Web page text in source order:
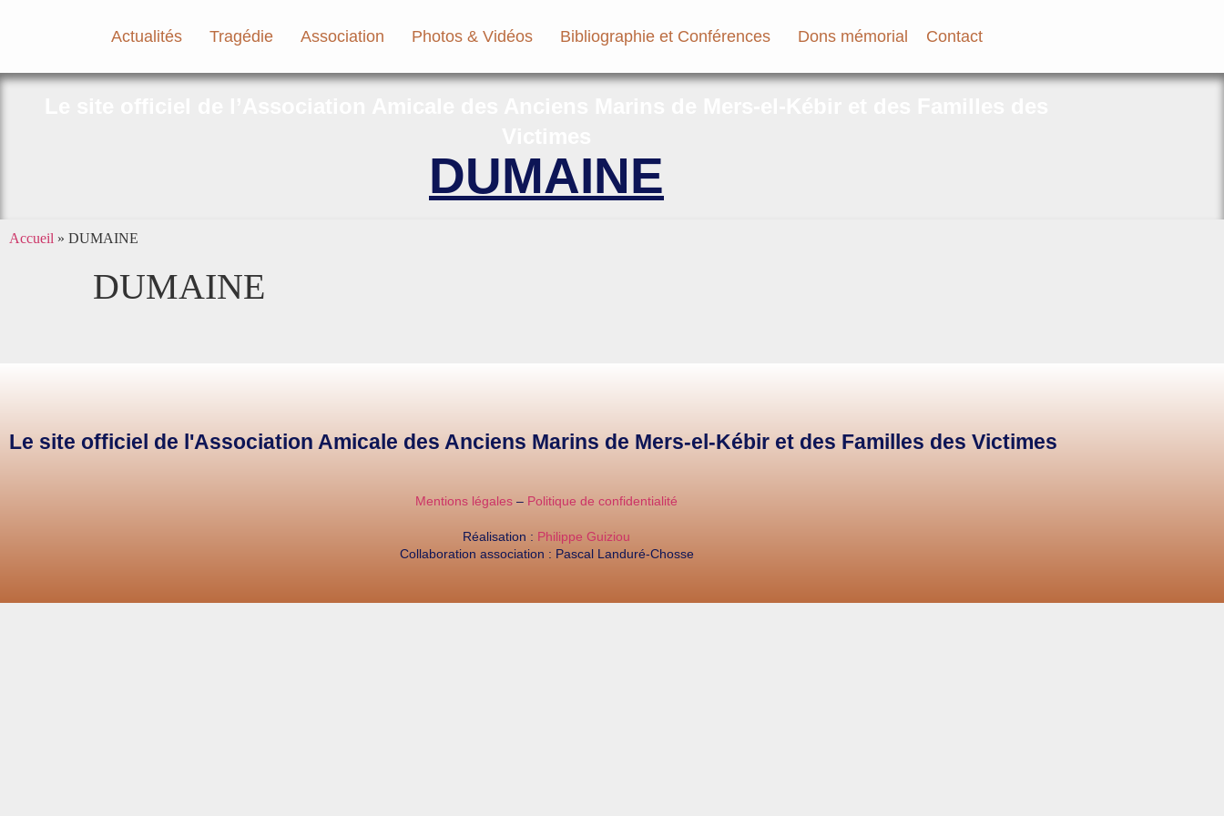
Actualités Tragédie Association Photos & Vidéos Bibliographie et Conférences Dons mémorial Contact
DUMAINE
Accueil » DUMAINE
DUMAINE
Le site officiel de l'Association Amicale des Anciens Marins de Mers-el-Kébir et des Familles des Victimes
Mentions légales – Politique de confidentialité
Réalisation : Philippe Guiziou
Collaboration association : Pascal Landuré-Chosse